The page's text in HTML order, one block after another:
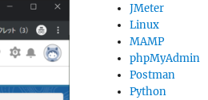
JMeter
Linux
MAMP
phpMyAdmin
Postman
Python